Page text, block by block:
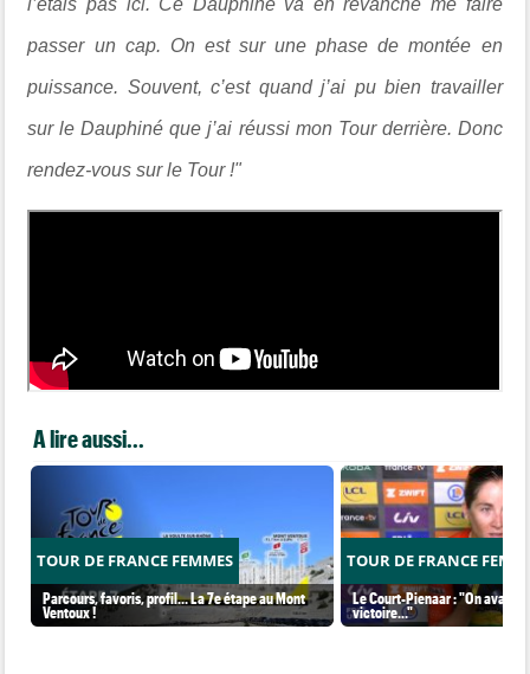
l’étais pas ici. Ce Dauphiné va en revanche me faire
passer un cap. On est sur une phase de montée en
puissance. Souvent, c’est quand j’ai pu bien travailler
sur le Dauphiné que j’ai réussi mon Tour derrière. Donc
rendez-vous sur le Tour !"
A lire aussi...
TOUR DE FRANCE FEMMES
Parcours, favoris, profil… La 7e étape au Mont
Ventoux !
TOUR DE FRANCE
Le Court-Pienaar : "On avait
victoire..."